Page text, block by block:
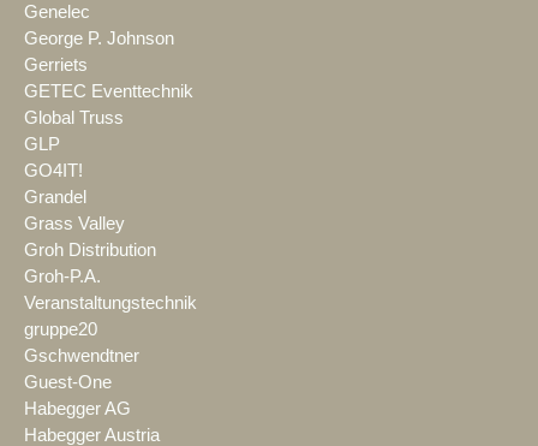
Genelec
George P. Johnson
Gerriets
GETEC Eventtechnik
Global Truss
GLP
GO4IT!
Grandel
Grass Valley
Groh Distribution
Groh-P.A.
Veranstaltungstechnik
gruppe20
Gschwendtner
Guest-One
Habegger AG
Habegger Austria